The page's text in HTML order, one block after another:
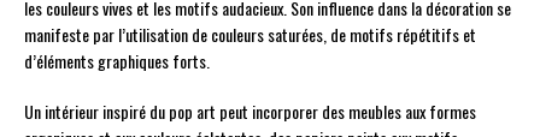
les couleurs vives et les motifs audacieux. Son influence dans la décoration se
manifeste par l’utilisation de couleurs saturées, de motifs répétitifs et
d’éléments graphiques forts.
Un intérieur inspiré du pop art peut incorporer des meubles aux formes